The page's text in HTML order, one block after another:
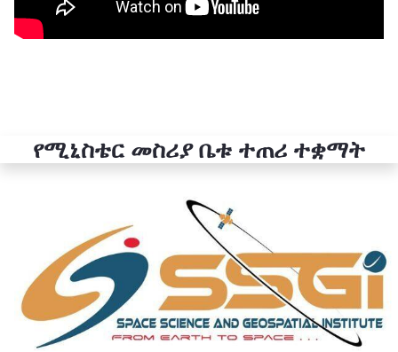
የሚኒስቴር መስሪያ ቤቱ ተጠሪ ተቋማት